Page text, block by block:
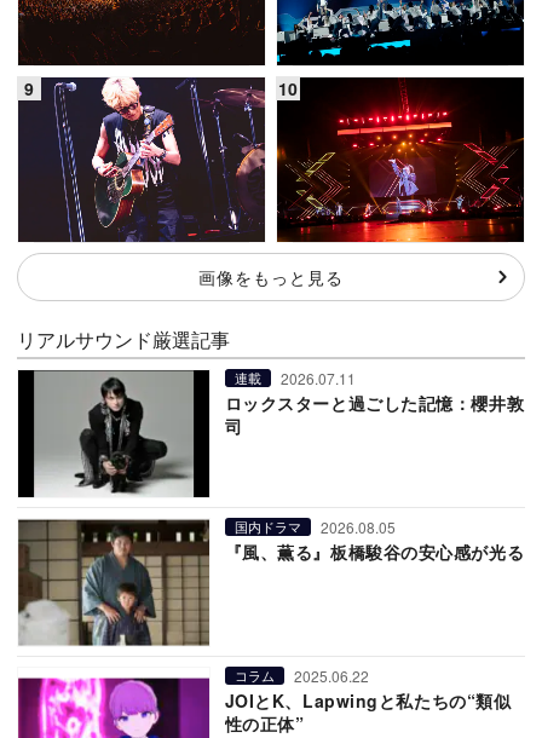
画像をもっと見る
リアルサウンド厳選記事
連載 2026.07.11
ロックスターと過ごした記憶：櫻井敦
司
国内ドラマ 2026.08.05
『風、薫る』板橋駿谷の安心感が光る
コラム 2025.06.22
JOIとK、Lapwingと私たちの“類似
性の正体”